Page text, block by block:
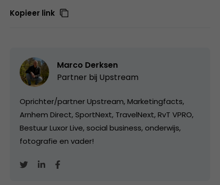
Kopieer link
Marco Derksen
Partner bij Upstream
Oprichter/partner Upstream, Marketingfacts,
Arnhem Direct, SportNext, TravelNext, RvT VPRO,
Bestuur Luxor Live, social business, onderwijs,
fotografie en vader!